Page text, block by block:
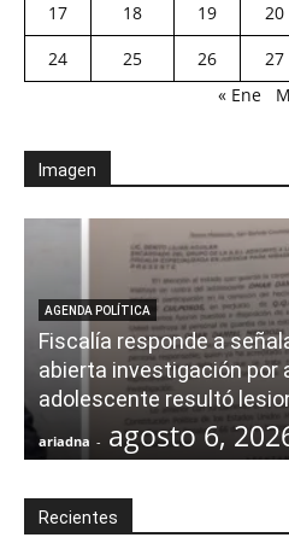
17
18 19 20
24
25 26 27
« Ene
Imagen
AGENDA POLÍTICA
Fiscalía responde a
abierta investigación por
adolescente resultó
ariadna - agosto 6,
Recientes